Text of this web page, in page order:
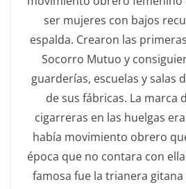
ser mujeres con bajos
espalda. Crearon las
Socorro Mutuo y
guarderías, escuelas y salas
de sus fábricas. La marca
cigarreras en las huelgas
había movimiento obrero
época que no contara con
famosa fue la trianera gitana